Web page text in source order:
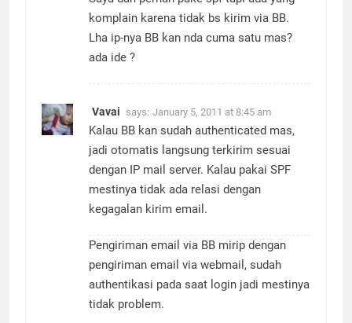
komplain karena tidak bs kirim via BB.
Lha ip-nya BB kan nda cuma satu mas?
ada ide ?
Vavai says: January 5, 2011 at 8:45 am
Kalau BB kan sudah authenticated mas,
jadi otomatis langsung terkirim sesuai
dengan IP mail server. Kalau pakai SPF
mestinya tidak ada relasi dengan
kegagalan kirim email.
Pengiriman email via BB mirip dengan
pengiriman email via webmail, sudah
authentikasi pada saat login jadi mestinya
tidak problem.